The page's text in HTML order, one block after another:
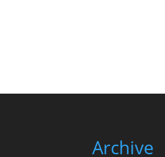
Archive